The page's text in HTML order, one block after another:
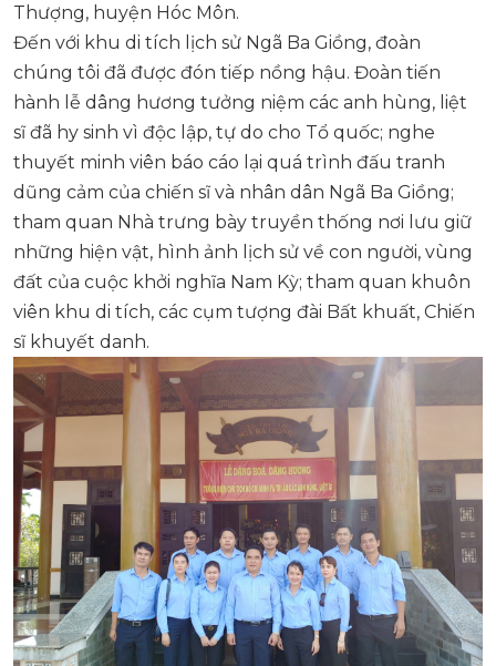
Thượng, huyện Hóc Môn.
Đến với khu di tích lịch sử Ngã Ba Giồng, đoàn
chúng tôi đã được đón tiếp nồng hậu. Đoàn tiến
hành lễ dâng hương tưởng niệm các anh hùng, liệt
sĩ đã hy sinh vì độc lập, tự do cho Tổ quốc; nghe
thuyết minh viên báo cáo lại quá trình đấu tranh
dũng cảm của chiến sĩ và nhân dân Ngã Ba Giồng;
tham quan Nhà trưng bày truyền thống nơi lưu giữ
những hiện vật, hình ảnh lịch sử về con người, vùng
đất của cuộc khởi nghĩa Nam Kỳ; tham quan khuôn
viên khu di tích, các cụm tượng đài Bất khuất, Chiến
sĩ khuyết danh.